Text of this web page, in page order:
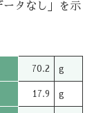
タなし」を示
70.2 g
17.9 g